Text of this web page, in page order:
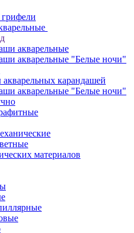
акварельные
акварельные "Белые ночи"
карандашей
акварельные "Белые ночи"
материалов